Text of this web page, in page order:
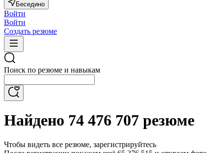
Беседино
Войти
Войти
Создать резюме
Поиск по резюме и навыкам
Найдено 74 476 707 резюме
Чтобы видеть все резюме, зарегистрируйтесь